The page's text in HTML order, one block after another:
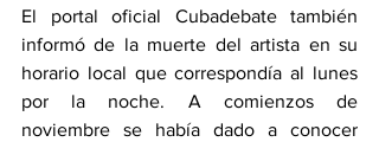
El portal oficial Cubadebate también
informó de la muerte del artista en su
horario local que correspondía al lunes
por la noche. A comienzos de
noviembre se había dado a conocer